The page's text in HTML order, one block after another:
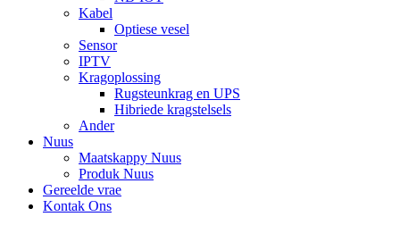
Kabel
Optiese vesel
Sensor
IPTV
Kragoplossing
Rugsteunkrag en UPS
Hibriede kragstelsels
Ander
Nuus
Maatskappy Nuus
Produk Nuus
Gereelde vrae
Kontak Ons